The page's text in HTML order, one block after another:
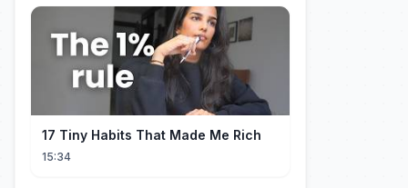
17 Tiny Habits That Made Me Rich
15:34